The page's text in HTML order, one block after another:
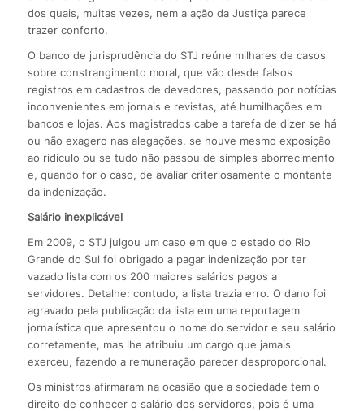
dos quais, muitas vezes, nem a ação da Justiça parece
trazer conforto.
O banco de jurisprudência do STJ reúne milhares de casos
sobre constrangimento moral, que vão desde falsos
registros em cadastros de devedores, passando por notícias
inconvenientes em jornais e revistas, até humilhações em
bancos e lojas. Aos magistrados cabe a tarefa de dizer se há
ou não exagero nas alegações, se houve mesmo exposição
ao ridículo ou se tudo não passou de simples aborrecimento
e, quando for o caso, de avaliar criteriosamente o montante
da indenização.
Salário inexplicável
Em 2009, o STJ julgou um caso em que o estado do Rio
Grande do Sul foi obrigado a pagar indenização por ter
vazado lista com os 200 maiores salários pagos a
servidores. Detalhe: contudo, a lista trazia erro. O dano foi
agravado pela publicação da lista em uma reportagem
jornalística que apresentou o nome do servidor e seu salário
corretamente, mas lhe atribuiu um cargo que jamais
exerceu, fazendo a remuneração parecer desproporcional.
Os ministros afirmaram na ocasião que a sociedade tem o
direito de conhecer o salário dos servidores, pois é uma